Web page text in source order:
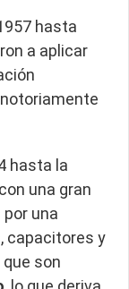
hasta
a aplicar
hasta la
una gran
una
capacitores y
son